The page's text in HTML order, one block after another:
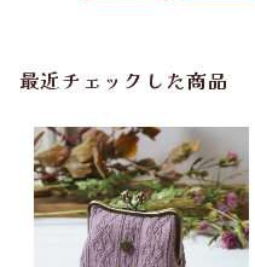
最近チェックした商品